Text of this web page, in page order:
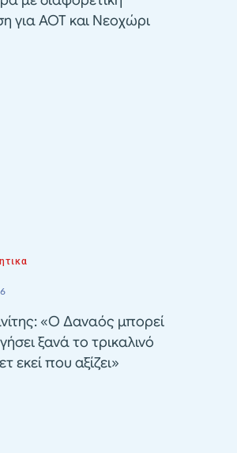
για ΑΟΤ και Νεοχώρι
«Ο Δαναός μπορεί
ξανά το τρικαλινό
εκεί που αξίζει»